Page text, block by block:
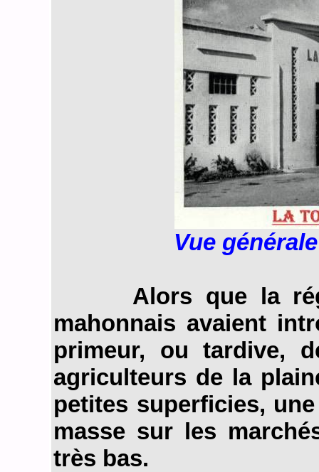
Vue
Alors que la
mahonnais avaient
primeur, ou tardive,
agriculteurs de la
petites superficies,
masse sur les
très bas.